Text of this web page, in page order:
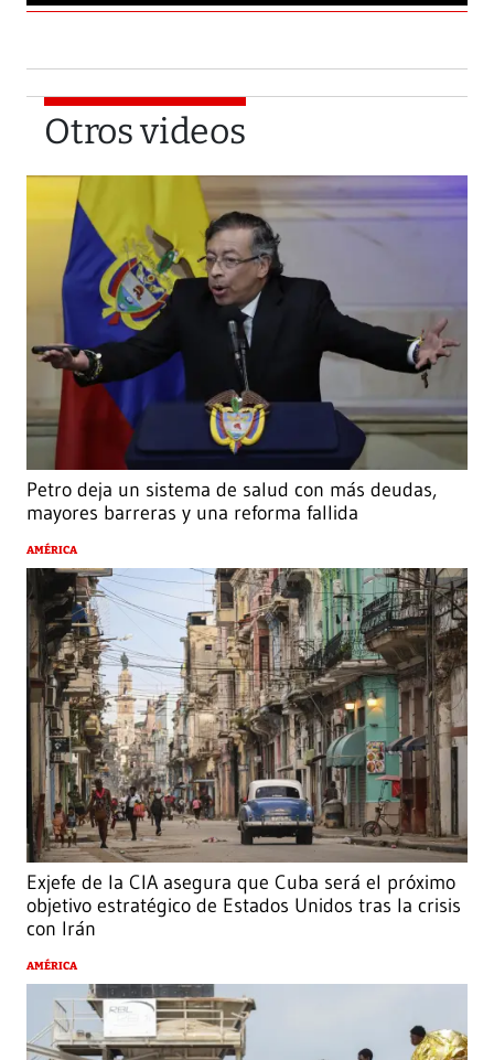
Otros videos
Petro deja un sistema de salud con más deudas,
mayores barreras y una reforma fallida
AMÉRICA
Exjefe de la CIA asegura que Cuba será el próximo
objetivo estratégico de Estados Unidos tras la crisis
con Irán
AMÉRICA